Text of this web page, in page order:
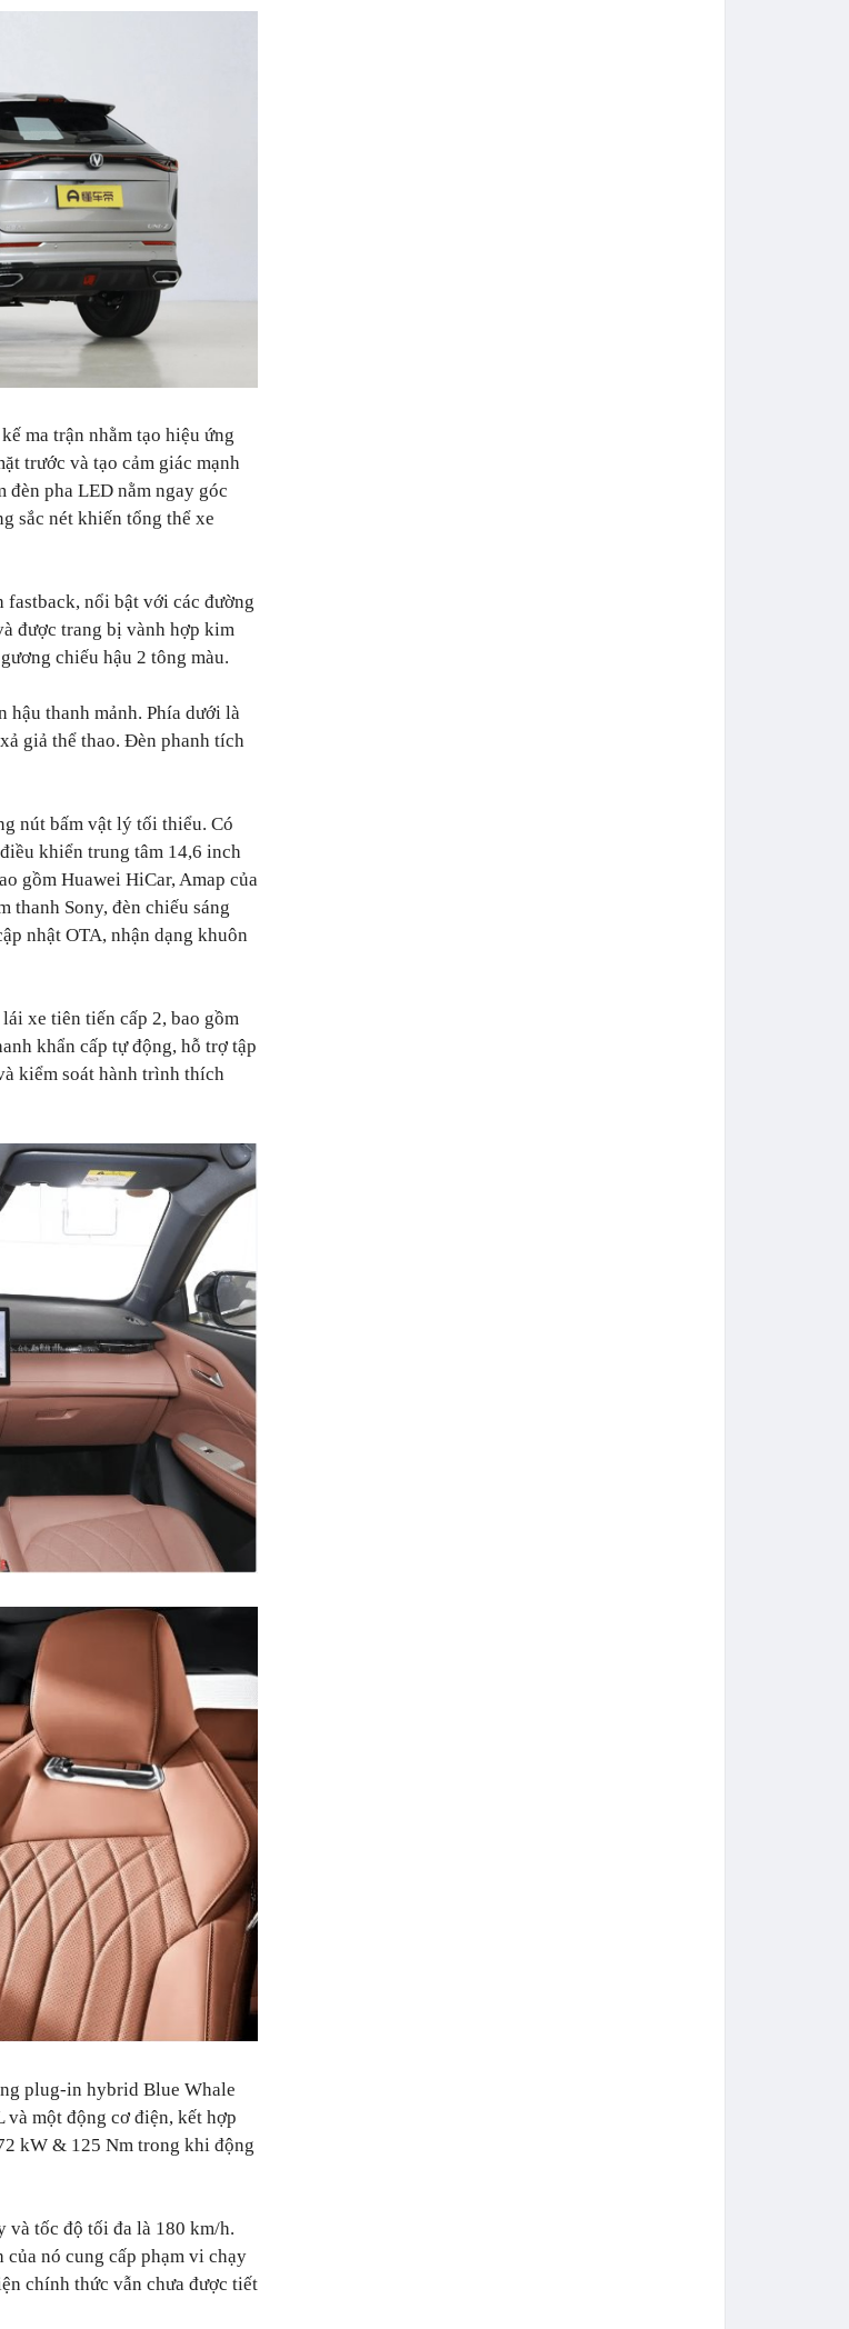
ma trận nhằm tạo hiệu ứng
trước và tạo cảm giác mạnh
đèn pha LED nằm ngay góc
sắc nét khiến tổng thể xe
fastback, nổi bật với các đường
được trang bị vành hợp kim
chiếu hậu 2 tông màu.
hậu thanh mảnh. Phía dưới là
giả thể thao. Đèn phanh tích
nút bấm vật lý tối thiểu. Có
khiển trung tâm 14,6 inch
gồm Huawei HiCar, Amap của
thanh Sony, đèn chiếu sáng
nhật OTA, nhận dạng khuôn
xe tiên tiến cấp 2, bao gồm
khẩn cấp tự động, hỗ trợ tập
kiểm soát hành trình thích
plug-in hybrid Blue Whale
và một động cơ điện, kết hợp
kW & 125 Nm trong khi động
và tốc độ tối đa là 180 km/h.
nó cung cấp phạm vi chạy
chính thức vẫn chưa được tiết